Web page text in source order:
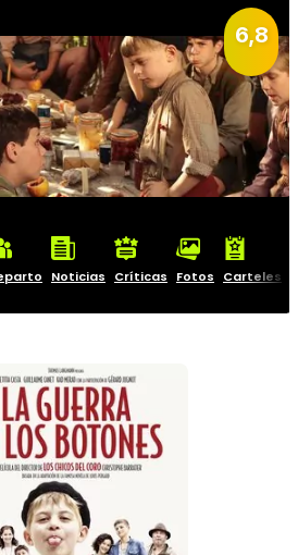
6,8
Noticias Críticas Fotos Carteles